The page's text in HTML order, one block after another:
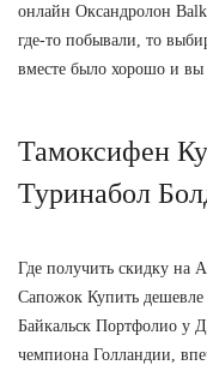
онлайн Оксандролон
где-то побывали, то
вместе было хорошо и вы
Тамоксифен
Туринабол
Где получить скидку на
Сапожок Купить дешевле
Байкальск Портфолио у
чемпиона Голландии,